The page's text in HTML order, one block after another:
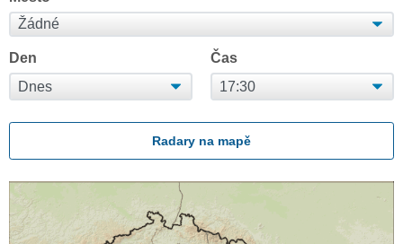
Den Čas
Radary na mapě